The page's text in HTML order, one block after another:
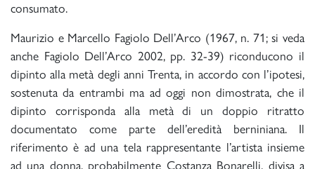
consumato.
Maurizio e Marcello Fagiolo Dell’Arco (1967, n. 71; si veda
anche Fagiolo Dell’Arco 2002, pp. 32-39) riconducono il
dipinto alla metà degli anni Trenta, in accordo con l’ipotesi,
sostenuta da entrambi ma ad oggi non dimostrata, che il
dipinto corrisponda alla metà di un doppio ritratto
documentato come parte dell’eredità berniniana. Il
riferimento è ad una tela rappresentante l’artista insieme
ad una donna, probabilmente Costanza Bonarelli, divisa a